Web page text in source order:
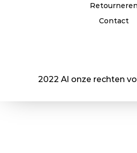
Retourneren
Contact
2022 Al onze rechten